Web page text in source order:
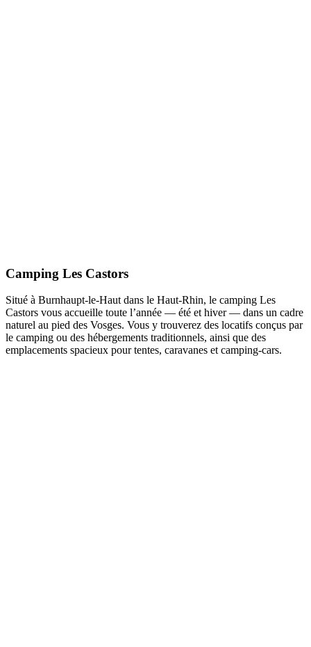
Camping Les Castors
Situé à Burnhaupt‑le‑Haut dans le Haut‑Rhin, le camping Les
Castors vous accueille toute l’année — été et hiver — dans un cadre
naturel au pied des Vosges. Vous y trouverez des locatifs conçus par
le camping ou des hébergements traditionnels, ainsi que des
emplacements spacieux pour tentes, caravanes et camping‑cars.